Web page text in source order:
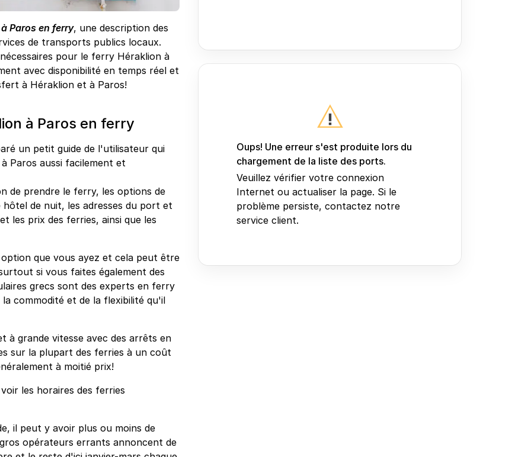
Paros en ferry, une description des
de transports publics locaux.
pour le ferry Héraklion à
avec disponibilité en temps réel et
à Héraklion et à Paros!
à Paros en ferry
un petit guide de l'utilisateur qui
Paros aussi facilement et
de prendre le ferry, les options de
de nuit, les adresses du port et
les prix des ferries, ainsi que les
que vous ayez et cela peut être
si vous faites également des
grecs sont des experts en ferry
commodité et de la flexibilité qu'il
à grande vitesse avec des arrêts en
sur la plupart des ferries à un coût
à moitié prix!
les horaires des ferries
il peut y avoir plus ou moins de
opérateurs errants annoncent de
Oups! Une erreur s'est produite lors du
chargement de la liste des ports.
Veuillez vérifier votre connexion
Internet ou actualiser la page. Si le
problème persiste, contactez notre
service client.